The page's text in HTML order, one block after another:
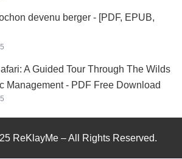
devenu berger - [PDF, EPUB,
A Guided Tour Through The Wilds
Management - PDF Free Download
ReKlayMe – All Rights Reserved.